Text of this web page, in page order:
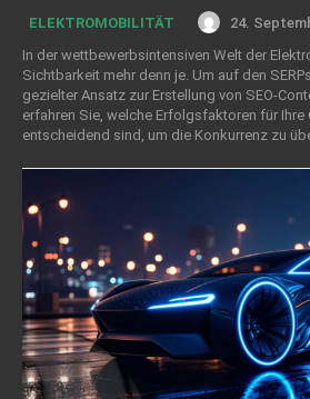
ELEKTROMOBILITÄT
24.
In der wettbewerbsintensiven Welt der
Sichtbarkeit mehr denn je. Um auf den
gezielter Ansatz zur Erstellung von SEO-
erfahren Sie, welche Erfolgsfaktoren für Ihre
entscheidend sind, um die Konkurrenz zu